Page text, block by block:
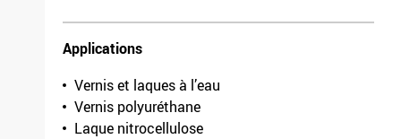
Applications
Vernis et laques à l’eau
Vernis polyuréthane
Laque nitrocellulose